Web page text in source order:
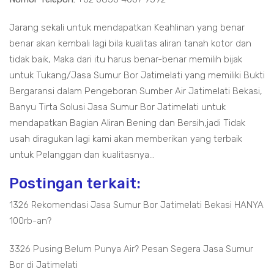
Jarang sekali untuk mendapatkan Keahlinan yang benar
benar akan kembali lagi bila kualitas aliran tanah kotor dan
tidak baik, Maka dari itu harus benar-benar memilih bijak
untuk Tukang/Jasa Sumur Bor Jatimelati yang memiliki Bukti
Bergaransi dalam Pengeboran Sumber Air Jatimelati Bekasi,
Banyu Tirta Solusi Jasa Sumur Bor Jatimelati untuk
mendapatkan Bagian Aliran Bening dan Bersih,jadi Tidak
usah diragukan lagi kami akan memberikan yang terbaik
untuk Pelanggan dan kualitasnya...
Postingan terkait:
1326 Rekomendasi Jasa Sumur Bor Jatimelati Bekasi HANYA
100rb-an?
3326 Pusing Belum Punya Air? Pesan Segera Jasa Sumur
Bor di Jatimelati